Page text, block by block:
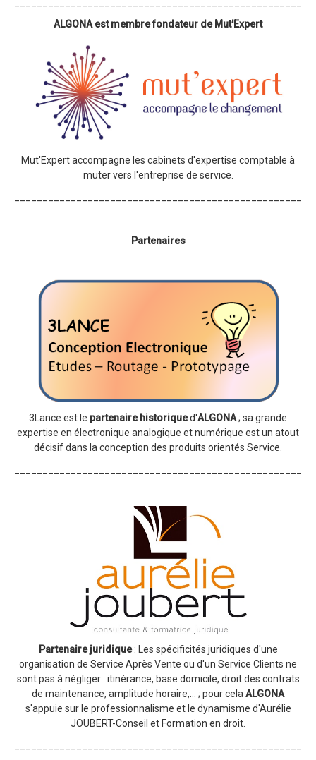
ALGONA est membre fondateur de Mut'Expert
Mut'Expert accompagne les cabinets d'expertise comptable à
muter vers l'entreprise de service.
Partenaires
3Lance est le partenaire historiqued'ALGONA; sa grande
expertise en électronique analogique et numérique est un atout
décisif dans la conception des produits orientés Service.
Partenaire juridique: Les spécificités juridiques d'une
organisation de Service Après Vente ou d'un Service Clients ne
sont pas à négliger : itinérance, base domicile, droit des contrats
de maintenance, amplitude horaire,... ; pour celaALGONA
s'appuie sur le professionnalisme et le dynamisme d'Aurélie
JOUBERT-Conseil et Formation en droit.